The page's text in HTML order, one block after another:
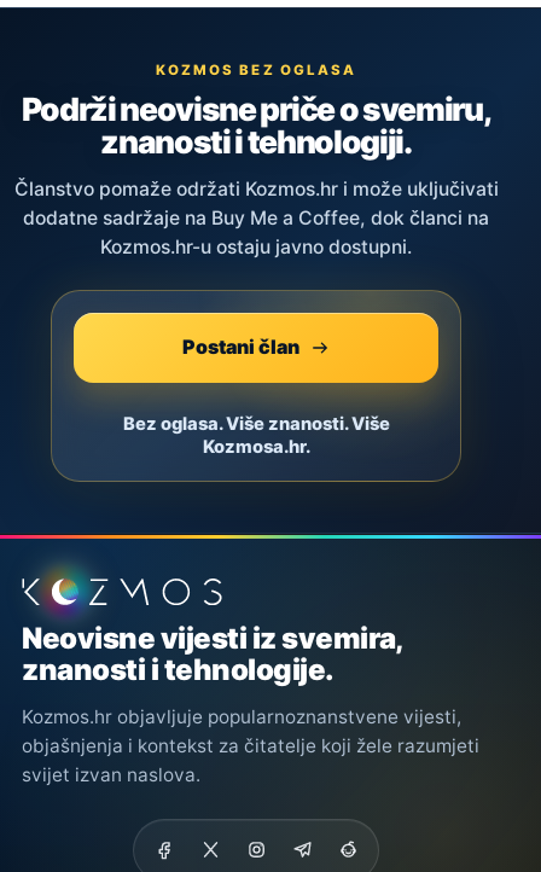
KOZMOS BEZ OGLASA
Podrži neovisne priče o svemiru,
znanosti i tehnologiji.
Članstvo pomaže održati Kozmos.hr i može uključivati
dodatne sadržaje na Buy Me a Coffee, dok članci na
Kozmos.hr-u ostaju javno dostupni.
Postani član
Bez oglasa. Više znanosti. Više
Kozmosa.hr.
Podnožje stranice
Neovisne vijesti iz svemira,
znanosti i tehnologije.
Kozmos.hr objavljuje popularnoznanstvene vijesti,
objašnjenja i kontekst za čitatelje koji žele razumjeti
svijet izvan naslova.